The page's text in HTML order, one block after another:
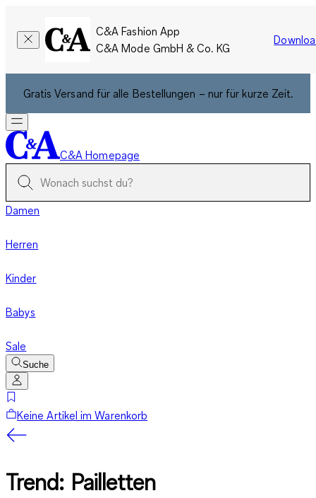
C&A Fashion App
C&A Mode GmbH & Co. KG
Gratis Versand für alle Bestellungen – nur für kurze Zeit.
C&A Homepage
Damen
Herren
Kinder
Babys
Sale
Suche
Keine Artikel im Warenkorb
Trend: Pailletten